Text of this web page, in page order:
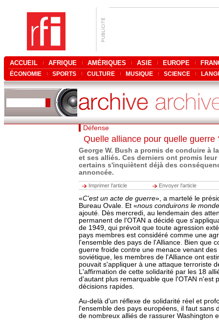
ACCUEIL AFRIQUE AMÉRIQUES ASIE EUROPE
ÉCONOMIE SPORTS CULTURE MUSIQUE SCIENCE
Défense
Quelle alliance pour quelle guerre
George W. Bush a promis de conduire à
et ses alliés. Ces derniers ont promis
certains s'inquiètent déjà des
annoncée.
Imprimer l'article Envoyer l'article
«C'est un acte de guerre», a martelé le
Bureau Ovale. Et «nous conduirons le
ajouté. Dès mercredi, au lendemain des
permanent de l'OTAN a décidé que
de 1949, qui prévoit que toute agression
pays membres est considéré comme une
l'ensemble des pays de l'Alliance. Bien que
guerre froide contre une menace venant des
soviétique, les membres de l'Alliance ont
pouvait s'appliquer à une attaque terroriste
L'affirmation de cette solidarité par les 18
d'autant plus remarquable que l'OTAN n'est
décisions rapides.
Au-delà d'un réflexe de solidarité réel et
l'ensemble des pays européens, il faut sans
de nombreux alliés de rassurer Washington